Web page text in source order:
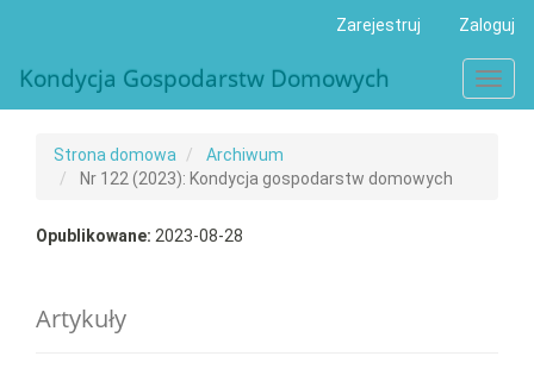
##plugins.themes.bootstrap3.accessible_menu.sidebar##
Zarejestruj Zaloguj
Kondycja Gospodarstw Domowych
Strona domowa
Archiwum
Nr 122 (2023): Kondycja gospodarstw domowych
Opublikowane: 2023-08-28
Artykuły